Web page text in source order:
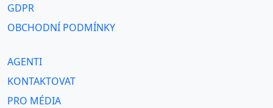
GDPR
OBCHODNÍ PODMÍNKY
AGENTI
KONTAKTOVAT
PRO MÉDIA